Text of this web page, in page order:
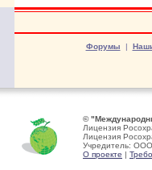
Форумы |
©
Лицензия
Лицензия
Учредитель:
О проекте |